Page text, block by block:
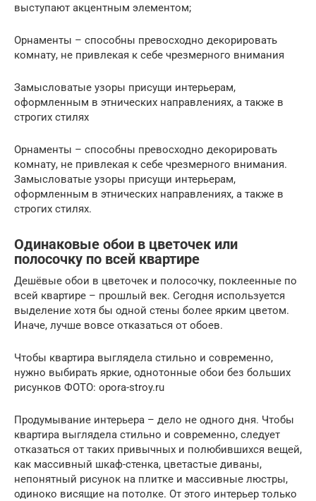
выступают акцентным элементом;
Орнаменты – способны превосходно декорировать
комнату, не привлекая к себе чрезмерного внимания
Замысловатые узоры присущи интерьерам,
оформленным в этнических направлениях, а также в
строгих стилях
Орнаменты – способны превосходно декорировать
комнату, не привлекая к себе чрезмерного внимания.
Замысловатые узоры присущи интерьерам,
оформленным в этнических направлениях, а также в
строгих стилях.
Одинаковые обои в цветочек или
полосочку по всей квартире
Дешёвые обои в цветочек и полосочку, поклеенные по
всей квартире – прошлый век. Сегодня используется
выделение хотя бы одной стены более ярким цветом.
Иначе, лучше вовсе отказаться от обоев.
Чтобы квартира выглядела стильно и современно,
нужно выбирать яркие, однотонные обои без больших
рисунков ФОТО: opora-stroy.ru
Продумывание интерьера – дело не одного дня. Чтобы
квартира выглядела стильно и современно, следует
отказаться от таких привычных и полюбившихся вещей,
как массивный шкаф-стенка, цветастые диваны,
непонятный рисунок на плитке и массивные люстры,
одиноко висящие на потолке. От этого интерьер только